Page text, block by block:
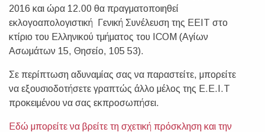
2016 και ώρα 12.00 θα πραγματοποιηθεί
εκλογοαπολογιστική Γενική Συνέλευση της ΕΕΙΤ στο
κτίριο του Ελληνικού τμήματος του ICOM (Αγίων
Ασωμάτων 15, Θησείο, 105 53).
Σε περίπτωση αδυναμίας σας να παραστείτε, μπορείτε
να εξουσιοδοτήσετε γραπτώς άλλο μέλος της Ε.Ε.Ι.Τ
προκειμένου να σας εκπροσωπήσει.
Εδώ μπορείτε να βρείτε τη σχετική πρόσκληση και την